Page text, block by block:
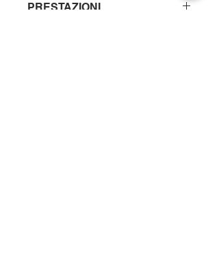
Modello: ROMA 3.9cc 620cv
PRESTAZIONI